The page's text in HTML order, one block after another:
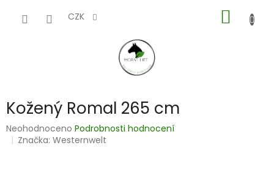
CZK
KOŠÍK
Kožený Romal 265 cm
Průměrné
hodnocení
Neohodnoceno Podrobnosti hodnocení
Značka:Westernwelt